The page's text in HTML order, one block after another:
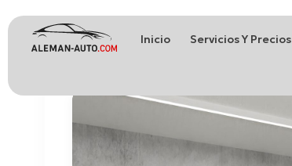
Inicio Servicios Y Precios